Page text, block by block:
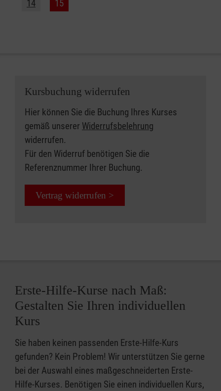
14 15
Kursbuchung widerrufen
Hier können Sie die Buchung Ihres Kurses
gemäß unserer Widerrufsbelehrung
widerrufen.
Für den Widerruf benötigen Sie die
Referenznummer Ihrer Buchung.
Vertrag widerrufen >
Erste-Hilfe-Kurse nach Maß:
Gestalten Sie Ihren individuellen
Kurs
Sie haben keinen passenden Erste-Hilfe-Kurs
gefunden? Kein Problem! Wir unterstützen Sie gerne
bei der Auswahl eines maßgeschneiderten Erste-
Hilfe-Kurses. Benötigen Sie einen individuellen Kurs,